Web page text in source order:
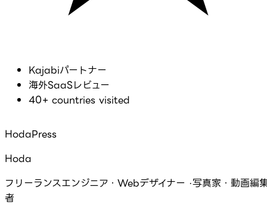
Kajabiパートナー
海外SaaSレビュー
40+ countries visited
HodaPress
Hoda
フリーランスエンジニア・Webデザイナー ·写真家・動画編
者